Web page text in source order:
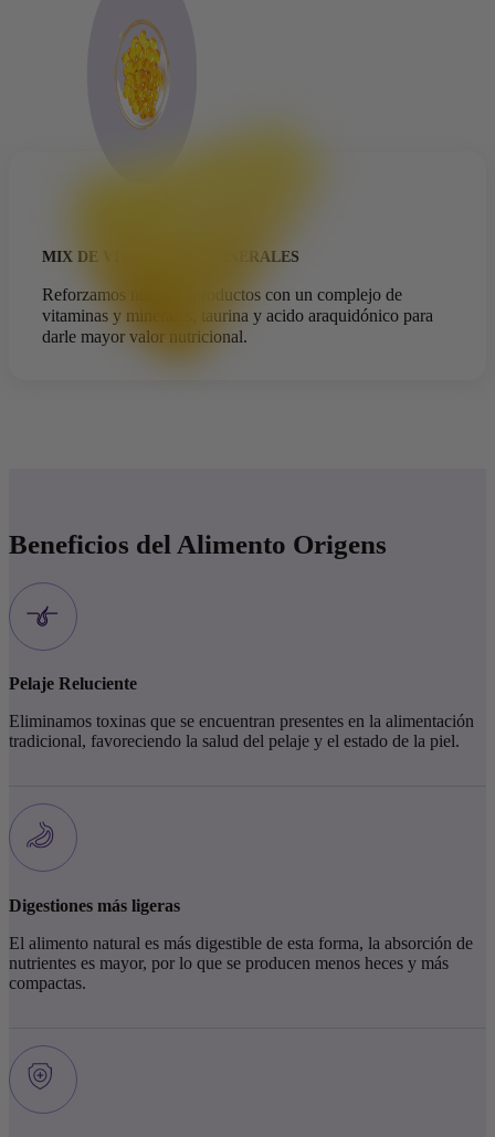
MIX DE VITAMINAS Y MINERALES
Reforzamos nuestros productos con un complejo de
vitaminas y minerales, taurina y acido araquidónico para
darle mayor valor nutricional.
Beneficios del Alimento Origens
Pelaje Reluciente
Eliminamos toxinas que se encuentran presentes en la alimentación
tradicional, favoreciendo la salud del pelaje y el estado de la piel.
Digestiones más ligeras
El alimento natural es más digestible de esta forma, la absorción de
nutrientes es mayor, por lo que se producen menos heces y más
compactas.